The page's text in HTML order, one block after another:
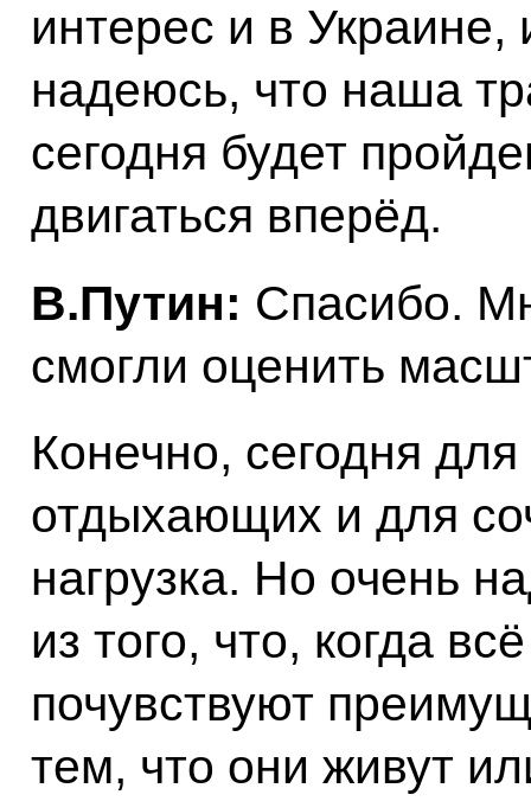
интерес и в
надеюсь, что наша
сегодня будет
двигаться вперёд.
В.Путин: Спасибо.
смогли оценить
Конечно, сегодня
отдыхающих и для
нагрузка. Но очень
из того, что, когда
почувствуют
тем, что они живут